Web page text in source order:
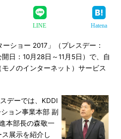
LINE Hatena
ショー 2017」（プレスデー：
日：10月28日～11月5日）で、自
ノのインターネット）サービス
デーでは、KDDI
ョン事業本部 副
本部長の森敬一
展示を紹介し